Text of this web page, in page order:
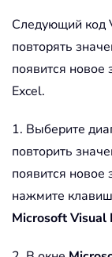
Следующий код
повторять
появится новое
Excel.
1. Выберите
повторить
появится новое
нажмите
Microsoft Visual